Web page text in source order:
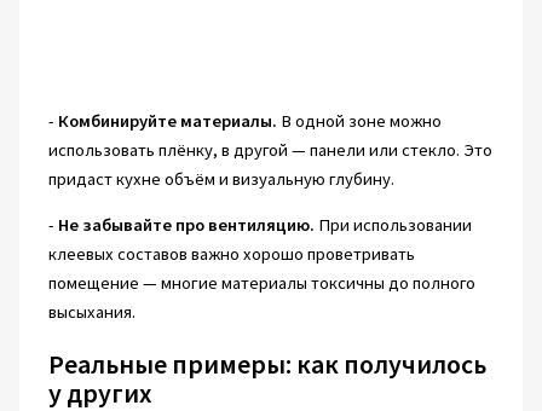
- Комбинируйте материалы. В одной зоне можно
использовать плёнку, в другой — панели или стекло. Это
придаст кухне объём и визуальную глубину.
- Не забывайте про вентиляцию. При использовании
клеевых составов важно хорошо проветривать
помещение — многие материалы токсичны до полного
высыхания.
Реальные примеры: как получилось
у других